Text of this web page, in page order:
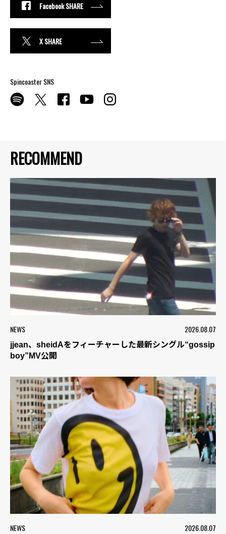
RECOMMEND
NEWS 2026.08.07
jjean、sheidAをフィーチャーした最新シングル“gossip
boy”MV公開
NEWS 2026.08.07
Facebook SHARE
X SHARE
Spincoaster SNS